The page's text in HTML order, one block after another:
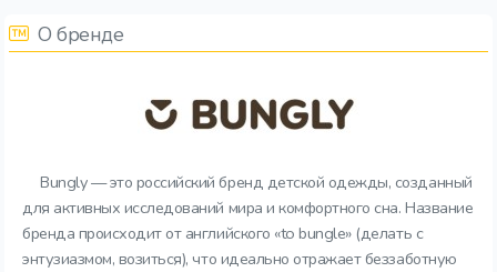
О бренде
Bungly — это российский бренд детской одежды, созданный
для активных исследований мира и комфортного сна. Название
бренда происходит от английского «to bungle» (делать с
энтузиазмом, возиться), что идеально отражает беззаботную